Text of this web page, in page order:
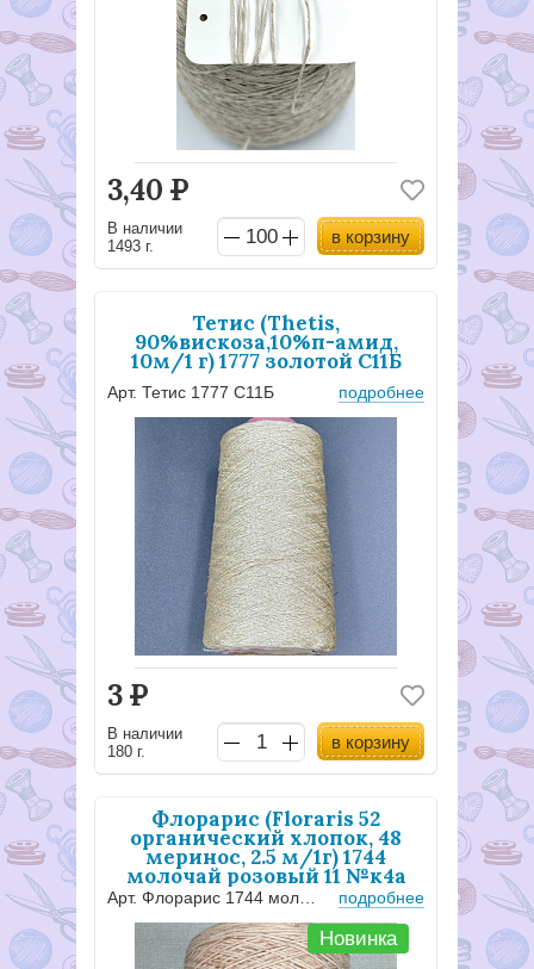
3,40 Р
В наличии
1493 г.
в корзину
Тетис (Thetis,
90%вискоза,10%п-амид,
10м/1 г) 1777 золотой С11Б
Арт. Тетис 1777 С11Б подробнее
3Р
В наличии
180 г.
в корзину
Флорарис (Floraris 52
органический хлопок, 48
меринос, 2.5 м/1г) 1744
молочай розовый 11 №к4а
подробнее
Новинка